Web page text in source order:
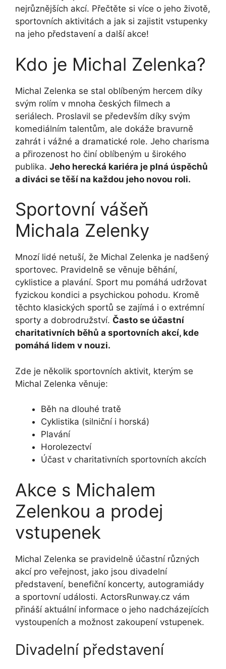
nejrůznějších akcí. Přečtěte si více o jeho životě,
sportovních aktivitách a jak si zajistit vstupenky
na jeho představení a další akce!
Kdo je Michal Zelenka?
Michal Zelenka se stal oblíbeným hercem díky
svým rolím v mnoha českých filmech a
seriálech. Proslavil se především díky svým
komediálním talentům, ale dokáže bravurně
zahrát i vážné a dramatické role. Jeho charisma
a přirozenost ho činí oblíbeným u širokého
publika. Jeho herecká kariéra je plná úspěchů
a diváci se těší na každou jeho novou roli.
Sportovní vášeň
Michala Zelenky
Mnozí lidé netuší, že Michal Zelenka je nadšený
sportovec. Pravidelně se věnuje běhání,
cyklistice a plavání. Sport mu pomáhá udržovat
fyzickou kondici a psychickou pohodu. Kromě
těchto klasických sportů se zajímá i o extrémní
sporty a dobrodružství. Často se účastní
charitativních běhů a sportovních akcí, kde
pomáhá lidem v nouzi.
Zde je několik sportovních aktivit, kterým se
Michal Zelenka věnuje:
Běh na dlouhé tratě
Cyklistika (silniční i horská)
Plavání
Horolezectví
Účast v charitativních sportovních akcích
Akce s Michalem
Zelenkou a prodej
vstupenek
Michal Zelenka se pravidelně účastní různých
akcí pro veřejnost, jako jsou divadelní
představení, benefiční koncerty, autogramiády
a sportovní události. ActorsRunway.cz vám
přináší aktuální informace o jeho nadcházejících
vystoupeních a možnost zakoupení vstupenek.
Divadelní představení